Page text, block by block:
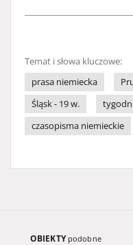
Temat i słowa kluczowe:
prasa niemiecka
Śląsk - 19 w.
czasopisma niemieckie
OBIEKTY podobne